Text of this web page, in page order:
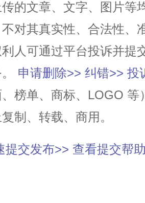
的文章、文字、图片等
对其真实性、合法性、
人可通过平台投诉并提
申请删除>> 纠错>> 投
榜单、商标、LOGO
制、转载、商用。
提交发布>> 查看提交帮